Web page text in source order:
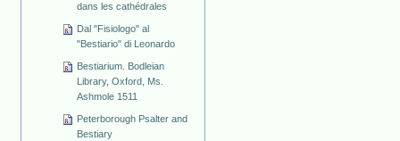
dans les cathédrales
Dal "Fisiologo" al
"Bestiario" di Leonardo
Bestiarium. Bodleian
Library, Oxford, Ms.
Ashmole 1511
Peterborough Psalter and
Bestiary